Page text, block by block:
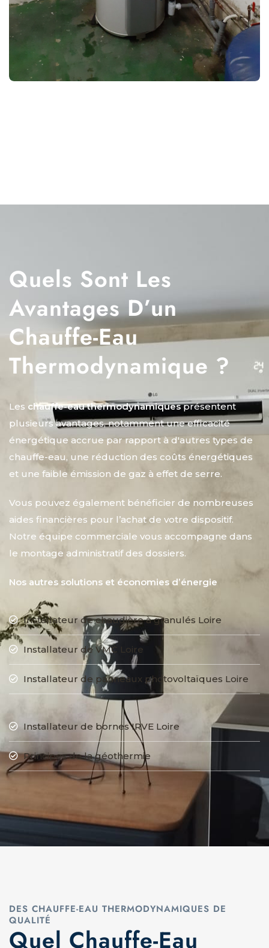
Quels Sont Les
Avantages D’un
Chauffe-Eau
Thermodynamique ?
Les chauffe-eau thermodynamiquesprésentent
plusieurs avantages, notamment une efficacité
énergétique accrue par rapport à d'autres types de
chauffe-eau, une réduction des coûts énergétiques
et une faible émission de gaz à effet de serre.
Vous pouvez également bénéficier de nombreuses
aides financières pour l’achat de votre dispositif.
Notre équipe commerciale vous accompagne dans
le montage administratif des dossiers.
Nos autres solutions et économies d’énergie
Installateur de chaudière à granulés Loire
Installateur de VMC Loire
Installateur de panneaux photovoltaïques Loire
Installateur de bornes IRVE Loire
Principes de la géothermie
DES CHAUFFE-EAU THERMODYNAMIQUES DE
QUALITÉ
Quel Chauffe-Eau